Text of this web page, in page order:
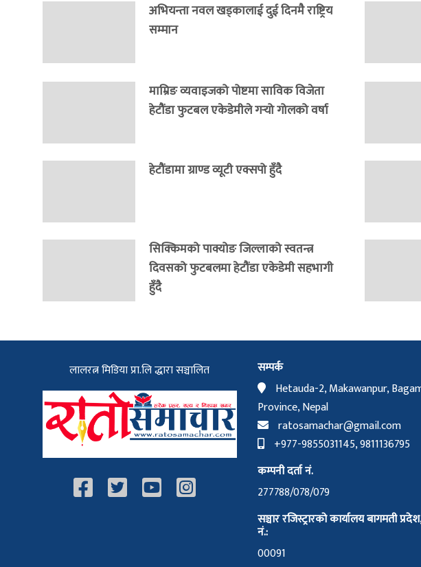
अभियन्ता नवल खड्कालाई दुई दिनमै राष्ट्रिय
सम्मान
माम्रिङ व्यवाइजको पोष्टमा साविक विजेता
हेटौंडा फुटबल एकेडेमीले गर्‍यो गोलको वर्षा
हेटौंडामा ग्राण्ड व्यूटी एक्सपो हुँदै
सिक्किमको पाक्योङ जिल्लाको स्वतन्त्र
दिवसको फुटबलमा हेटौंडा एकेडेमी सहभागी
हुँदै
लालरत्न मिडिया प्रा.लि द्धारा सञ्चालित
सम्पर्क
Hetauda-2, Makawanpur,
Province, Nepal
ratosamachar@gmail.com
+977-9855031145, 9811136795
कम्पनी दर्ता नं.
277788/078/079
सञ्चार रजिस्ट्रारको कार्यालय बागमती
नं.:
00091